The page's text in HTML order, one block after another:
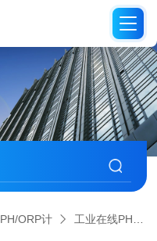
PH/ORP计 工业在线PH/ORP计